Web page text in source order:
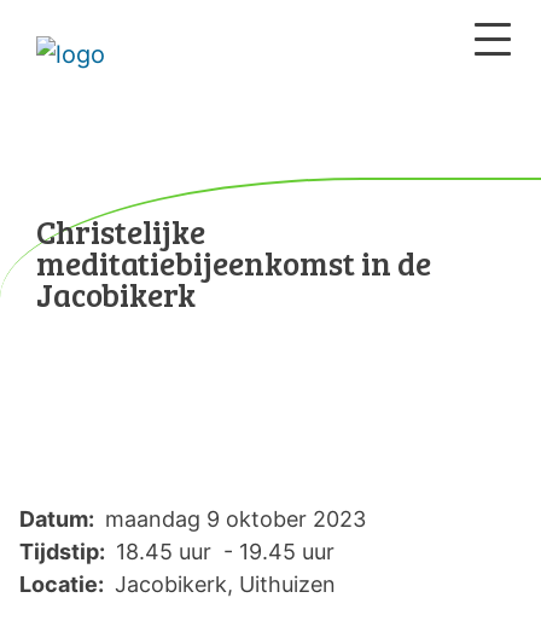
Christelijke
meditatiebijeenkomst in de
Jacobikerk
Datum: maandag 9 oktober 2023
Tijdstip: 18.45 uur - 19.45 uur
Locatie: Jacobikerk, Uithuizen